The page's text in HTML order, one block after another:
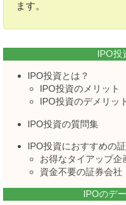
ます。
IPO投
IPO投資とは？
IPO投資のメリット
IPO投資のデメリッ
IPO投資の質問集
IPO投資におすすめの
お得なタイアップ企
資金不要の証券会社
IPOのデ